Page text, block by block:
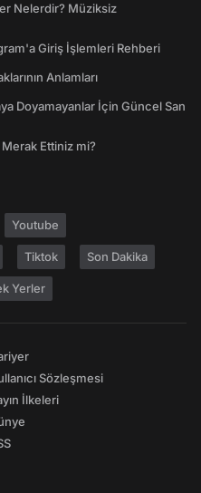
Nelerdir? Müziksiz
Giriş İşlemleri Rehberi
Anlamları
Doyamayanlar İçin Güncel San
Ettiniz mi?
Youtube
Tiktok Son Dakika
Yerler
Sözleşmesi
İlkeleri